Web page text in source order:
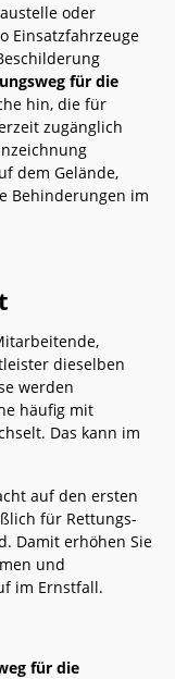
oder
Einsatzfahrzeuge
für die
hin, die für
zugänglich
dem Gelände,
Behinderungen im
dieselben
werden
häufig mit
Das kann im
auf den ersten
für Rettungs-
Damit erhöhen Sie
und
im Ernstfall.
für die